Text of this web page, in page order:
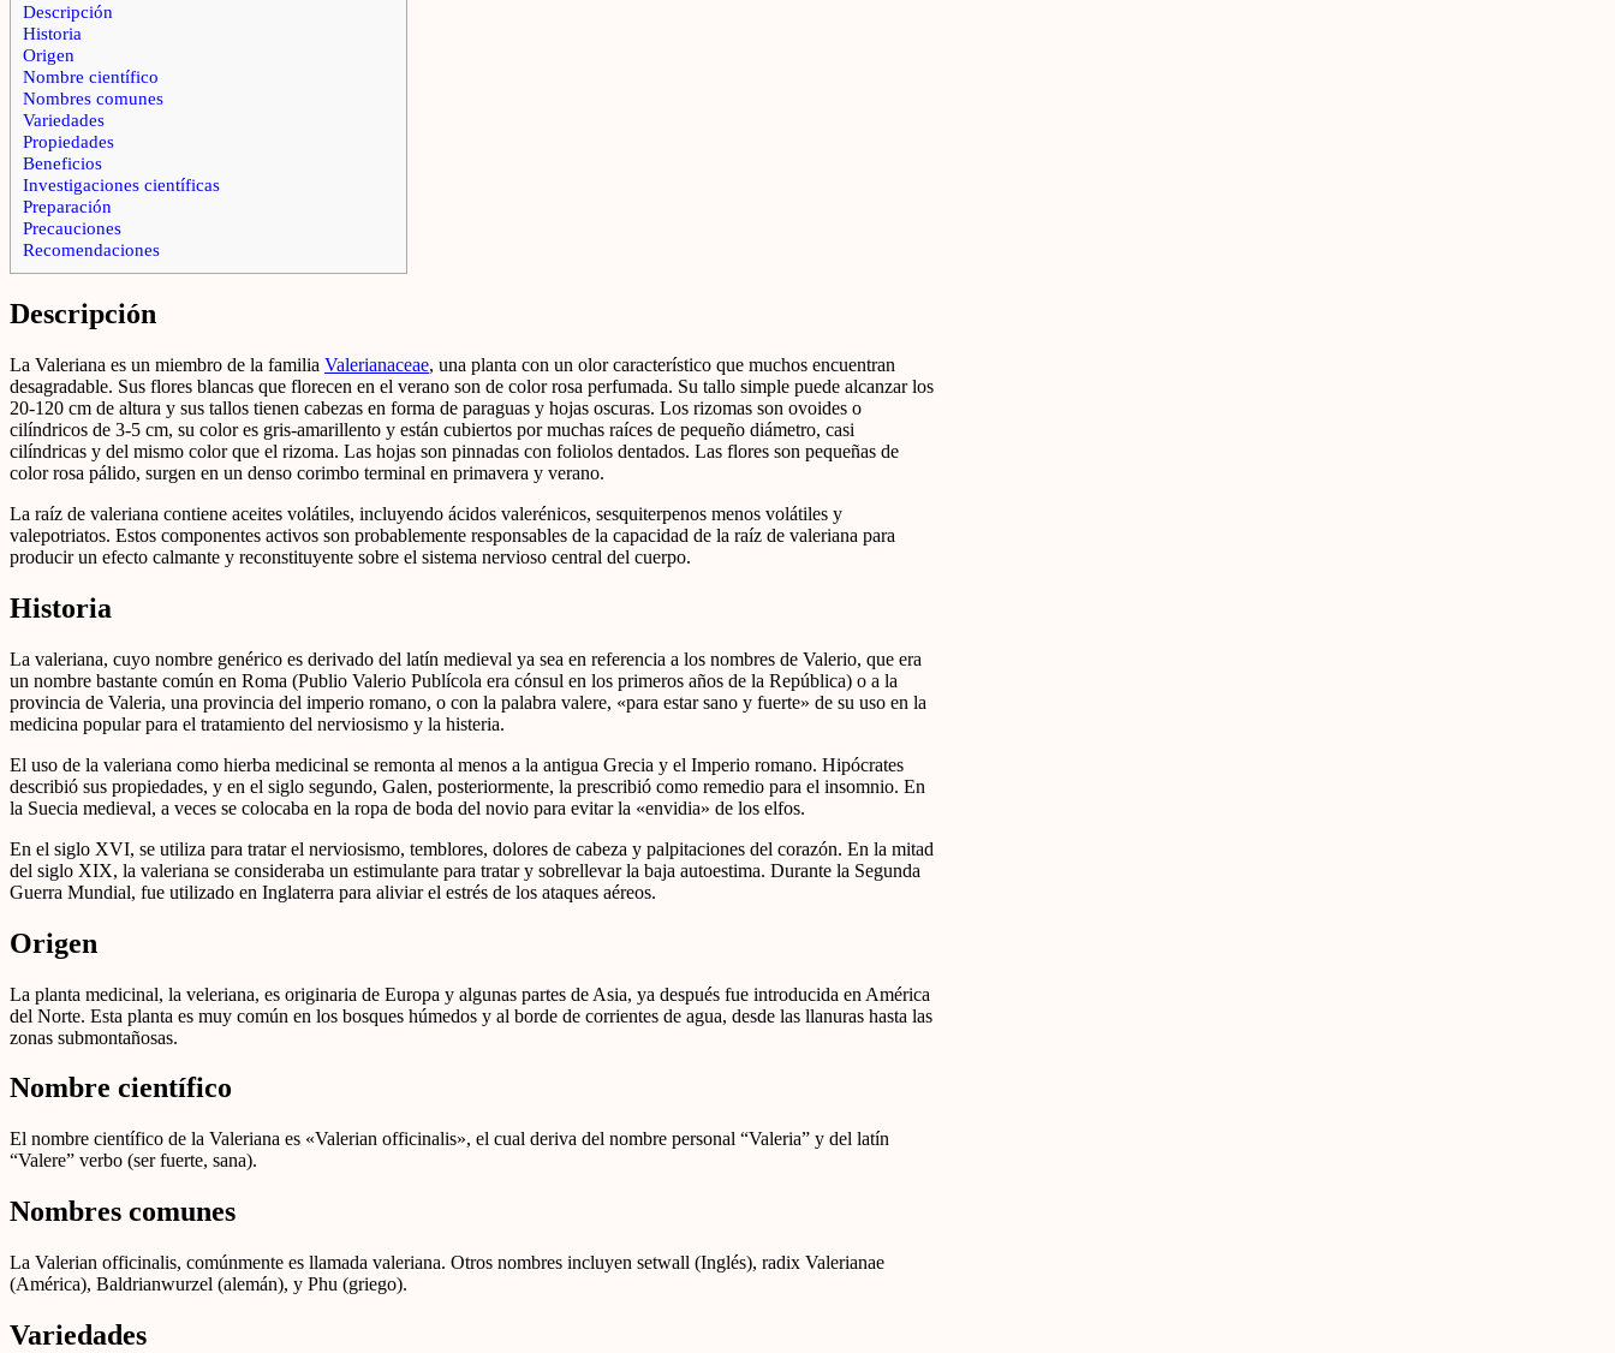
Descripción
Historia
Origen
Nombre científico
Nombres comunes
Variedades
Propiedades
Beneficios
Investigaciones científicas
Preparación
Precauciones
Recomendaciones
Descripción
La Valeriana es un miembro de la familia Valerianaceae, una planta con un olor característico que muchos encuentran
desagradable. Sus flores blancas que florecen en el verano son de color rosa perfumada. Su tallo simple puede alcanzar los
20-120 cm de altura y sus tallos tienen cabezas en forma de paraguas y hojas oscuras. Los rizomas son ovoides o
cilíndricos de 3-5 cm, su color es gris-amarillento y están cubiertos por muchas raíces de pequeño diámetro, casi
cilíndricas y del mismo color que el rizoma. Las hojas son pinnadas con foliolos dentados. Las flores son pequeñas de
color rosa pálido, surgen en un denso corimbo terminal en primavera y verano.
La raíz de valeriana contiene aceites volátiles, incluyendo ácidos valerénicos, sesquiterpenos menos volátiles y
valepotriatos. Estos componentes activos son probablemente responsables de la capacidad de la raíz de valeriana para
producir un efecto calmante y reconstituyente sobre el sistema nervioso central del cuerpo.
Historia
La valeriana, cuyo nombre genérico es derivado del latín medieval ya sea en referencia a los nombres de Valerio, que era
un nombre bastante común en Roma (Publio Valerio Publícola era cónsul en los primeros años de la República) o a la
provincia de Valeria, una provincia del imperio romano, o con la palabra valere, «para estar sano y fuerte» de su uso en la
medicina popular para el tratamiento del nerviosismo y la histeria.
El uso de la valeriana como hierba medicinal se remonta al menos a la antigua Grecia y el Imperio romano. Hipócrates
describió sus propiedades, y en el siglo segundo, Galen, posteriormente, la prescribió como remedio para el insomnio. En
la Suecia medieval, a veces se colocaba en la ropa de boda del novio para evitar la «envidia» de los elfos.
En el siglo XVI, se utiliza para tratar el nerviosismo, temblores, dolores de cabeza y palpitaciones del corazón. En la mitad
del siglo XIX, la valeriana se consideraba un estimulante para tratar y sobrellevar la baja autoestima. Durante la Segunda
Guerra Mundial, fue utilizado en Inglaterra para aliviar el estrés de los ataques aéreos.
Origen
La planta medicinal, la veleriana, es originaria de Europa y algunas partes de Asia, ya después fue introducida en América
del Norte. Esta planta es muy común en los bosques húmedos y al borde de corrientes de agua, desde las llanuras hasta las
zonas submontañosas.
Nombre científico
El nombre científico de la Valeriana es «Valerian officinalis», el cual deriva del nombre personal “Valeria” y del latín
“Valere” verbo (ser fuerte, sana).
Nombres comunes
La Valerian officinalis, comúnmente es llamada valeriana. Otros nombres incluyen setwall (Inglés), radix Valerianae
(América), Baldrianwurzel (alemán), y Phu (griego).
Variedades